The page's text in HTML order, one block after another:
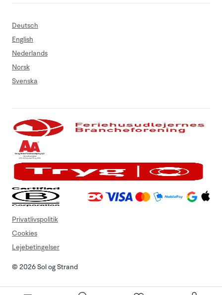
Deutsch
English
Nederlands
Norsk
Svenska
© 2026 Sol og Strand
Privatlivspolitik
Cookies
Lejebetingelser